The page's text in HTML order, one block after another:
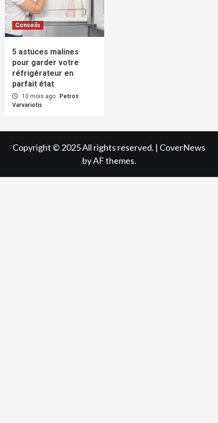
Conseils
5 astuces malines
pour garder votre
réfrigérateur en
parfait état
10 mois ago
Petros
Varvariotis
Copyright © 2025 All rights reserved. | CoverNews
by AF themes.